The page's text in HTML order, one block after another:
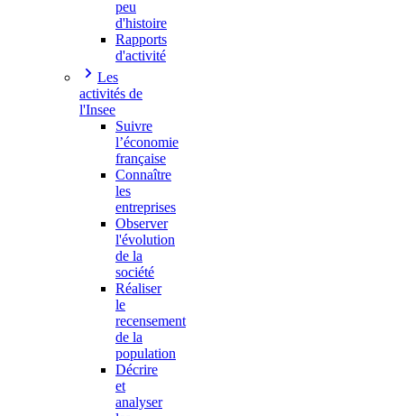
peu
d'histoire
Rapports
d'activité
Les
activités de
l'Insee
Suivre
l’économie
française
Connaître
les
entreprises
Observer
l'évolution
de la
société
Réaliser
le
recensement
de la
population
Décrire
et
analyser